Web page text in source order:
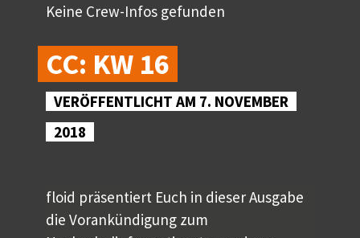
Keine Crew-Infos gefunden
CC: KW 16
VERÖFFENTLICHT AM 7. NOVEMBER
2018
floid präsentiert Euch in dieser Ausgabe
die Vorankündigung zum